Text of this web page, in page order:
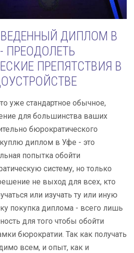
ДИПЛОМ В
ПРЕОДОЛЕТЬ
ПРЕПЯТСТВИЯ В
уже стандартное обычное,
для большинства ваших
бюрократического
диплом в Уфе - это
попытка обойти
систему, но только
не выход для всех, кто
или изучать ту или иную
покупка диплома - всего лишь
для того чтобы обойти
бюрократии. Так как получать
всем, и опыт, как и